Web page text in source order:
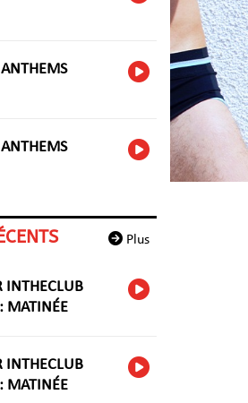
Plus
INTHECLUB
MATINÉE
INTHECLUB
MATINÉE